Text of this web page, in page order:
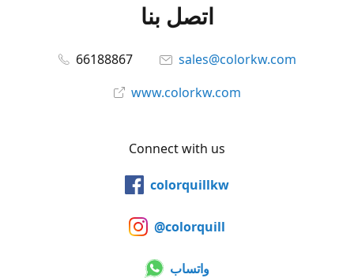
اتصل بنا
66188867
sales@colorkw.com
www.colorkw.com
Connect with us
colorquillkw
@colorquill
واتساب